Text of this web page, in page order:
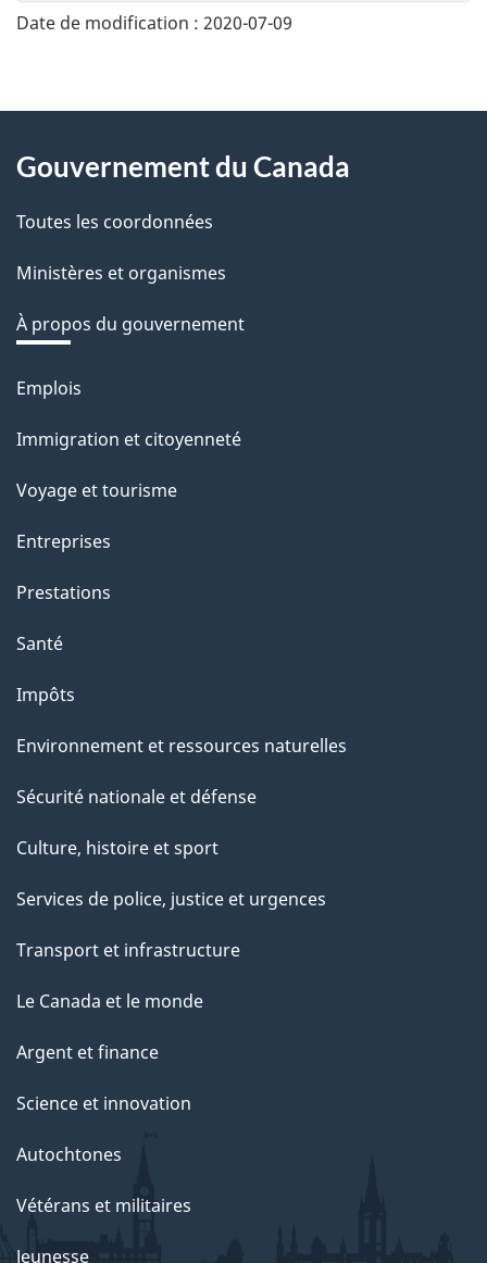
n
v
o
t
r
r
é
t
r
a
c
i
o
s
u
c
e
t
e
a
g
Date de modification : 2020-07-09
About
this
site
Gouvernement du Canada
Toutes les coordonnées
Ministères et organismes
À propos du gouvernement
Thèmes
sujets
Emplois
Immigration et citoyenneté
Voyage et tourisme
Entreprises
Prestations
Santé
Impôts
Environnement et ressources naturelles
Sécurité nationale et défense
Culture, histoire et sport
Services de police, justice et urgences
Transport et infrastructure
Le Canada et le monde
Argent et finance
Science et innovation
Autochtones
Vétérans et militaires
Jeunesse